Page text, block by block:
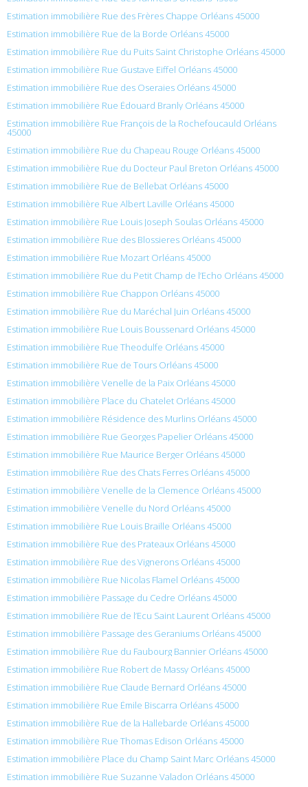
Estimation immobilière Rue des Frères Chappe Orléans 45000
Estimation immobilière Rue de la Borde Orléans 45000
Estimation immobilière Rue du Puits Saint Christophe Orléans 45000
Estimation immobilière Rue Gustave Eiffel Orléans 45000
Estimation immobilière Rue des Oseraies Orléans 45000
Estimation immobilière Rue Édouard Branly Orléans 45000
Estimation immobilière Rue François de la Rochefoucauld Orléans
45000
Estimation immobilière Rue du Chapeau Rouge Orléans 45000
Estimation immobilière Rue du Docteur Paul Breton Orléans 45000
Estimation immobilière Rue de Bellebat Orléans 45000
Estimation immobilière Rue Albert Laville Orléans 45000
Estimation immobilière Rue Louis Joseph Soulas Orléans 45000
Estimation immobilière Rue des Blossieres Orléans 45000
Estimation immobilière Rue Mozart Orléans 45000
Estimation immobilière Rue du Petit Champ de l’Echo Orléans 45000
Estimation immobilière Rue Chappon Orléans 45000
Estimation immobilière Rue du Maréchal Juin Orléans 45000
Estimation immobilière Rue Louis Boussenard Orléans 45000
Estimation immobilière Rue Theodulfe Orléans 45000
Estimation immobilière Rue de Tours Orléans 45000
Estimation immobilière Venelle de la Paix Orléans 45000
Estimation immobilière Place du Chatelet Orléans 45000
Estimation immobilière Résidence des Murlins Orléans 45000
Estimation immobilière Rue Georges Papelier Orléans 45000
Estimation immobilière Rue Maurice Berger Orléans 45000
Estimation immobilière Rue des Chats Ferres Orléans 45000
Estimation immobilière Venelle de la Clemence Orléans 45000
Estimation immobilière Venelle du Nord Orléans 45000
Estimation immobilière Rue Louis Braille Orléans 45000
Estimation immobilière Rue des Prateaux Orléans 45000
Estimation immobilière Rue des Vignerons Orléans 45000
Estimation immobilière Rue Nicolas Flamel Orléans 45000
Estimation immobilière Passage du Cedre Orléans 45000
Estimation immobilière Rue de l’Ecu Saint Laurent Orléans 45000
Estimation immobilière Passage des Geraniums Orléans 45000
Estimation immobilière Rue du Faubourg Bannier Orléans 45000
Estimation immobilière Rue Robert de Massy Orléans 45000
Estimation immobilière Rue Claude Bernard Orléans 45000
Estimation immobilière Rue Émile Biscarra Orléans 45000
Estimation immobilière Rue de la Hallebarde Orléans 45000
Estimation immobilière Rue Thomas Edison Orléans 45000
Estimation immobilière Place du Champ Saint Marc Orléans 45000
Estimation immobilière Rue Suzanne Valadon Orléans 45000